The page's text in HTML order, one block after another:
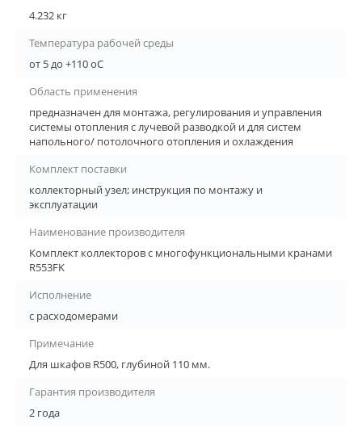
4.232 кг
Температура рабочей среды
от 5 до +110 oC
Область применения
предназначен для монтажа, регулирования и управления
системы отопления с лучевой разводкой и для систем
напольного/ потолочного отопления и охлаждения
Комплект поставки
коллекторный узел; инструкция по монтажу и
эксплуатации
Наименование производителя
Комплект коллекторов с многофункциональными кранами
R553FK
Исполнение
с расходомерами
Примечание
Для шкафов R500, глубиной 110 мм.
Гарантия производителя
2 года